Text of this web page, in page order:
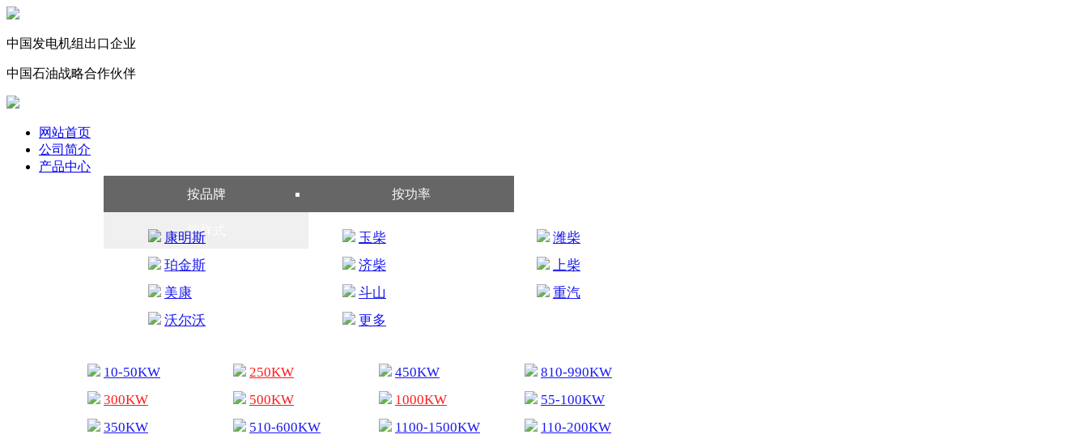
中国发电机组出口企业
中国石油战略合作伙伴
网站首页
公司简介
产品中心
按品牌
按功率
按样式
康明斯 玉柴
潍柴
珀金斯
济柴
上柴
美康
斗山
重汽
沃尔沃
更多
10-50KW 250KW 450KW
810-990KW
300KW
500KW 1000KW
55-100KW
350KW
510-600KW 1100-1500KW
110-200KW